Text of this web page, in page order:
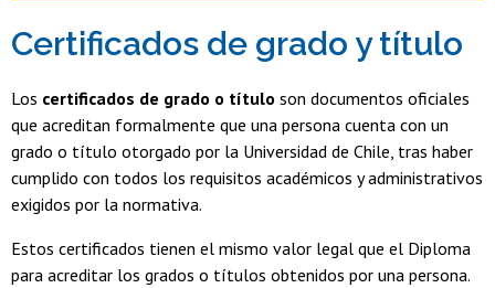
Académicas/os
Funcionarias/os
Egresadas/os
Certificados de grado y título
Los certificados de grado o título son documentos oficiales
que acreditan formalmente que una persona cuenta con un
grado o título otorgado por la Universidad de Chile, tras haber
cumplido con todos los requisitos académicos y administrativos
exigidos por la normativa.
Estos certificados tienen el mismo valor legal que el Diploma
para acreditar los grados o títulos obtenidos por una persona.